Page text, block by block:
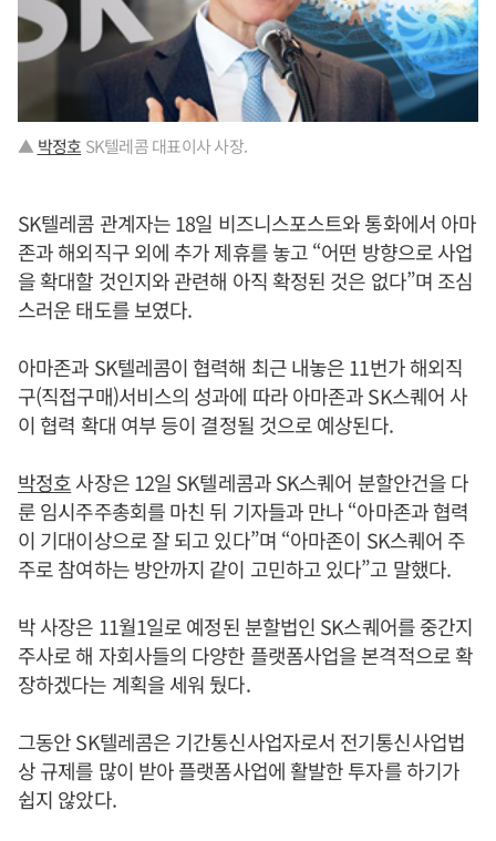
▲박정호 SK텔레콤 대표이사 사장.
SK텔레콤 관계자는 18일 비즈니스포스트와 통화에서 아마
존과 해외직구 외에 추가 제휴를 놓고 “어떤 방향으로 사업
을 확대할 것인지와 관련해 아직 확정된 것은 없다”며 조심
스러운 태도를 보였다.
아마존과 SK텔레콤이 협력해 최근 내놓은 11번가 해외직
구(직접구매)서비스의 성과에 따라 아마존과 SK스퀘어 사
이 협력 확대 여부 등이 결정될 것으로 예상된다.
박정호사장은 12일 SK텔레콤과 SK스퀘어 분할안건을 다
룬 임시주주총회를 마친 뒤 기자들과 만나 “아마존과 협력
이 기대이상으로 잘 되고 있다”며 “아마존이 SK스퀘어 주
주로 참여하는 방안까지 같이 고민하고 있다”고 말했다.
박 사장은 11월1일로 예정된 분할법인 SK스퀘어를 중간지
주사로 해 자회사들의 다양한 플랫폼사업을 본격적으로 확
장하겠다는 계획을 세워 뒀다.
그동안 SK텔레콤은 기간통신사업자로서 전기통신사업법
상 규제를 많이 받아 플랫폼사업에 활발한 투자를 하기가
쉽지 않았다.